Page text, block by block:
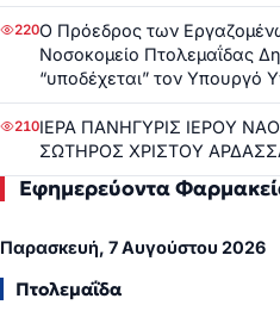
220Ο Πρόεδρος των
Νοσοκομείο Πτολεμαΐδας
“υποδέχεται” τον Υπουργό
210ΙΕΡΑ ΠΑΝΗΓΥΡΙΣ ΙΕΡΟΥ
ΣΩΤΗΡΟΣ ΧΡΙΣΤΟΥ
Εφημερεύοντα
Παρασκευή, 7 Αυγούστου 2026
Πτολεμαΐδα